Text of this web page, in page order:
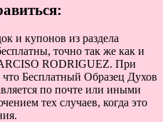
и купонов из раздела
точно так же как и
RODRIGUEZ. При
Бесплатный Образец Духов
по почте или иными
тех случаев, когда это